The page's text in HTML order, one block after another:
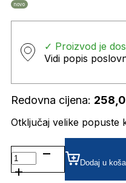
novo
✓ Proizvod je
Vidi popis
Redovna cijena:
Otključaj velike popuste
TSM6024 DIOPTRIJSKI
OKVIRI
TRUSSARDI
Dodaj u